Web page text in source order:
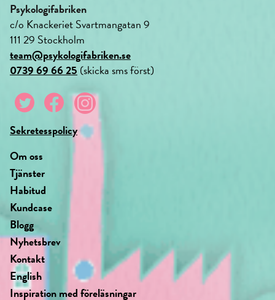
Psykologifabriken
c/o Knackeriet Svartmangatan 9
111 29 Stockholm
team@psykologifabriken.se
0739 69 66 25 (skicka sms först)
Sekretesspolicy
Om oss
Tjänster
Habitud
Kundcase
Blogg
Nyhetsbrev
Kontakt
English
Inspiration med föreläsningar